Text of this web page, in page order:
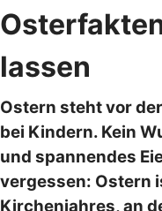
lassen
Ostern steht vor
bei Kindern. Kein
und spannendes
vergessen: Ostern
Kirchenjahres, an